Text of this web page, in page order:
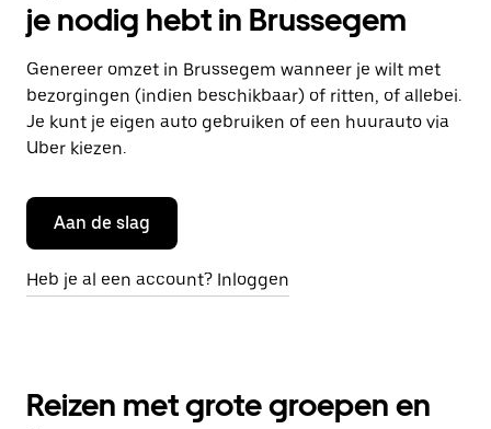
je nodig hebt in Brussegem
Genereer omzet in Brussegem wanneer je wilt met
bezorgingen (indien beschikbaar) of ritten, of allebei.
Je kunt je eigen auto gebruiken of een huurauto via
Uber kiezen.
Aan de slag
Heb je al een account? Inloggen
Reizen met grote groepen en